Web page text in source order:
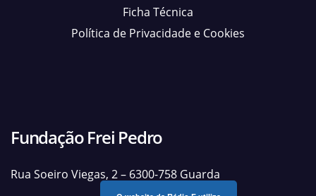
Ficha Técnica
Política de Privacidade e Cookies
Fundação Frei Pedro
Rua Soeiro Viegas, 2 – 6300-758 Guarda